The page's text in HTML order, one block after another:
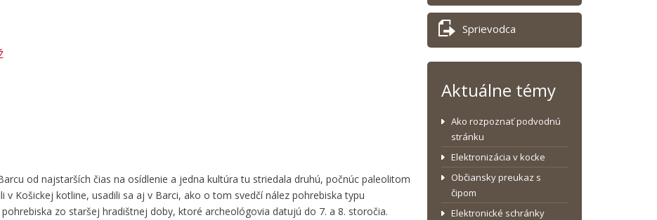
od najstarších čias na osídlenie a jedna kultúra tu striedala druhú, počnúc paleolitom
v Košickej kotline, usadili sa aj v Barci, ako o tom svedčí nález pohrebiska typu
zo staršej hradištnej doby, ktoré archeológovia datujú do 7. a 8. storočia.
Sprievodca
Aktuálne témy
Ako rozpoznať podvodnú
stránku
Elektronizácia v kocke
Občiansky preukaz s
čipom
Elektronické schránky